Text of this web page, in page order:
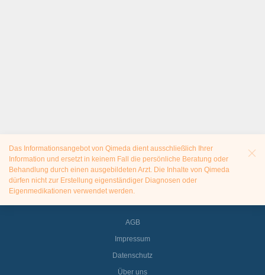
Das Informationsangebot von Qimeda dient ausschließlich Ihrer
Information und ersetzt in keinem Fall die persönliche Beratung oder
Behandlung durch einen ausgebildeten Arzt. Die Inhalte von Qimeda
dürfen nicht zur Erstellung eigenständiger Diagnosen oder
Eigenmedikationen verwendet werden.
AGB
Impressum
Datenschutz
Über uns